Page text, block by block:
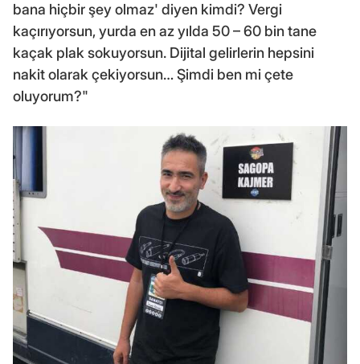
bana hiçbir şey olmaz' diyen kimdi? Vergi
kaçırıyorsun, yurda en az yılda 50 – 60 bin tane
kaçak plak sokuyorsun. Dijital gelirlerin hepsini
nakit olarak çekiyorsun… Şimdi ben mi çete
oluyorum?"